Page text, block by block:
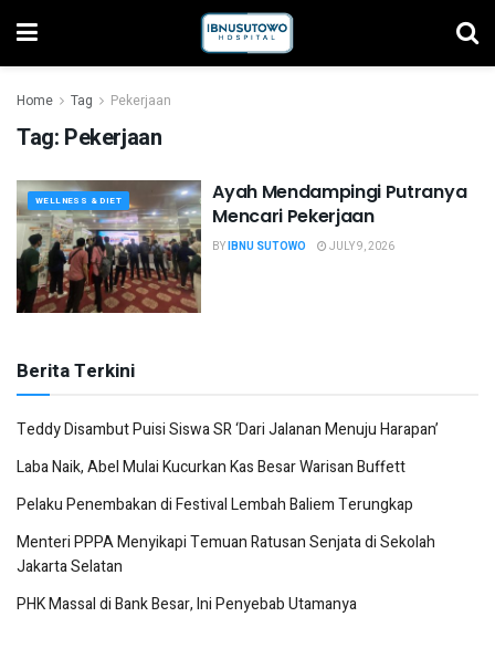
Home Tag Pekerjaan
Tag: Pekerjaan
WELLNESS & DIET
Ayah Mendampingi Putranya
Mencari Pekerjaan
BYIBNU SUTOWO JULY 9, 2026
Berita Terkini
Teddy Disambut Puisi Siswa SR ‘Dari Jalanan Menuju Harapan’
Laba Naik, Abel Mulai Kucurkan Kas Besar Warisan Buffett
Pelaku Penembakan di Festival Lembah Baliem Terungkap
Menteri PPPA Menyikapi Temuan Ratusan Senjata di Sekolah
Jakarta Selatan
PHK Massal di Bank Besar, Ini Penyebab Utamanya